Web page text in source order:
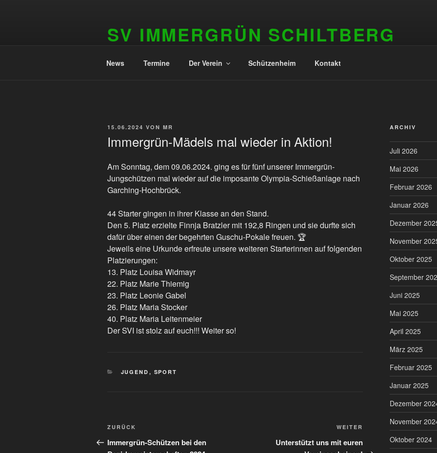
SV IMMERGRÜN SCHILTBERG
News Termine Der Verein Schützenheim Kontakt
VERÖFFENTLICHT
15.06.2024 VON MR
Immergrün-Mädels mal wieder in Aktion!
Am Sonntag, dem 09.06.2024. ging es für fünf unserer Immergrün-
Jungschützen mal wieder auf die imposante Olympia-Schießanlage nach
Garching-Hochbrück.
44 Starter gingen in ihrer Klasse an den Stand.
Den 5. Platz erzielte Finnja Bratzler mit 192,8 Ringen und sie durfte sich
dafür über einen der begehrten Guschu-Pokale freuen. 🏆
Jeweils eine Urkunde erfreute unsere weiteren Starterinnen auf folgenden
Platzierungen:
13. Platz Louisa Widmayr
22. Platz Marie Thiemig
23. Platz Leonie Gabel
26. Platz Maria Stocker
40. Platz Maria Leitenmeier
Der SVI ist stolz auf euch!!! Weiter so!
KATEGORIEN
JUGEND , SPORT
Beitragsnavigation
Vorheriger
Beitrag
ZURÜCK
Immergrün-Schützen bei den
Nächster
Beitrag
WEITER
Unterstützt uns mit euren
ARCHIV
Juli 2026
Mai 2026
Februar 2026
Januar 2026
Dezember
November
Oktober 2025
September
Juni 2025
Mai 2025
April 2025
März 2025
Februar 2025
Januar 2025
Dezember
November
Oktober 2024